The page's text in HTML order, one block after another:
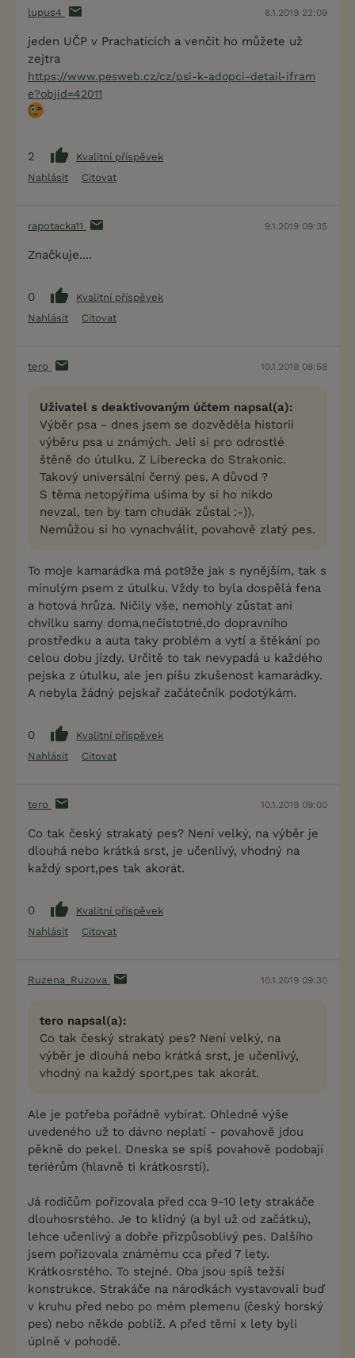
lupus4 8.1.2019 22:09
jeden UČP v Prachaticích a venčit ho můžete už
zejtra
https://www.pesweb.cz/cz/psi-k-adopci-detail-ifram
e?objid=42011
2
Kvalitní příspěvek
Nahlásit
Citovat
rapotacka11 9.1.2019 09:35
Značkuje....
0
Kvalitní příspěvek
Nahlásit
Citovat
tero 10.1.2019 08:58
Uživatel s deaktivovaným účtem napsal(a):
Výběr psa - dnes jsem se dozvěděla historii
výběru psa u známých. Jeli si pro odrostlé
štěně do útulku. Z Liberecka do Strakonic.
Takový universální černý pes. A důvod ?
S těma netopýříma ušima by si ho nikdo
nevzal, ten by tam chudák zůstal :-)).
Nemůžou si ho vynachválit, povahově zlatý pes.
To moje kamarádka má pot9že jak s nynějším, tak s
minulým psem z útulku. Vždy to byla dospělá fena
a hotová hrůza. Ničily vše, nemohly zůstat ani
chvilku samy doma,nečistotné,do dopravního
prostředku a auta taky problém a vytí a štěkání po
celou dobu jízdy. Určitě to tak nevypadá u každého
pejska z útulku, ale jen píšu zkušenost kamarádky.
A nebyla žádný pejskař začátečník podotýkám.
0
Kvalitní příspěvek
Nahlásit
Citovat
tero 10.1.2019 09:00
Co tak český strakatý pes? Není velký, na výběr je
dlouhá nebo krátká srst, je učenlivý, vhodný na
každý sport,pes tak akorát.
0
Kvalitní příspěvek
Nahlásit
Citovat
Ruzena_Ruzova 10.1.2019 09:30
tero napsal(a):
Co tak český strakatý pes? Není velký, na
výběr je dlouhá nebo krátká srst, je učenlivý,
vhodný na každý sport,pes tak akorát.
Ale je potřeba pořádně vybírat. Ohledně výše
uvedeného už to dávno neplatí - povahově jdou
pěkně do pekel. Dneska se spíš povahově podobají
teriérům (hlavně ti krátkosrstí).
Já rodičům pořizovala před cca 9-10 lety strakáče
dlouhosrstého. Je to klidný (a byl už od začátku),
lehce učenlivý a dobře přizpůsoblivý pes. Dalšího
jsem pořizovala známému cca před 7 lety.
Krátkosrstého. To stejné. Oba jsou spíš težší
konstrukce. Strakáče na národkách vystavovali buď
v kruhu před nebo po mém plemenu (český horský
pes) nebo někde poblíž. A před těmi x lety byli
úplně v pohodě.